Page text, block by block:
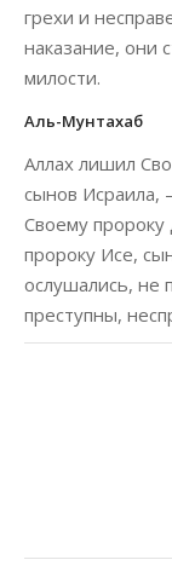
грехи и
наказание, они
милости.
Аль-Мунтахаб
Аллах лишил
сынов Исраила,
Своему
пророку Исе,
ослушались, не
преступны,